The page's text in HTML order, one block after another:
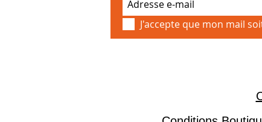
J'accepte que mon mail